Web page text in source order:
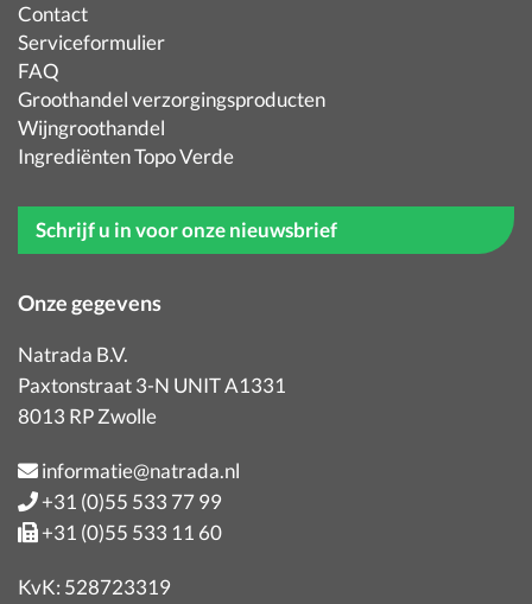
Contact
Serviceformulier
FAQ
Groothandel verzorgingsproducten
Wijngroothandel
Ingrediënten Topo Verde
Schrijf u in voor onze nieuwsbrief
Onze gegevens
Natrada B.V.
Paxtonstraat 3-N UNIT A1331
8013 RP Zwolle
informatie@natrada.nl
+31 (0)55 533 77 99
+31 (0)55 533 11 60
KvK: 528723319